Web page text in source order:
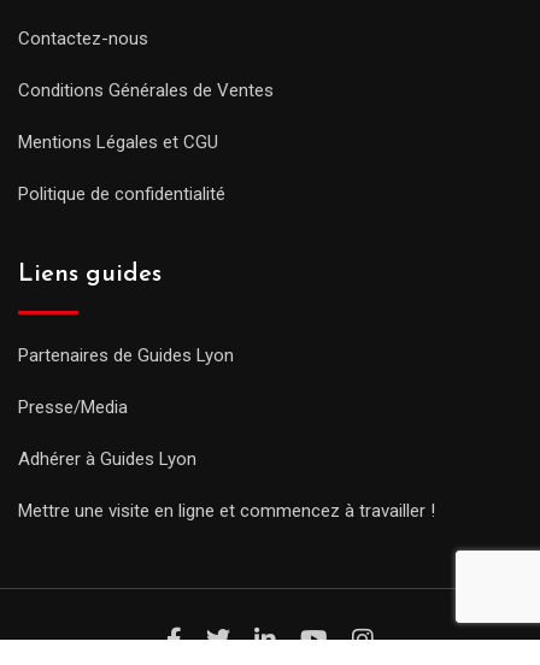
Contactez-nous
Conditions Générales de Ventes
Mentions Légales et CGU
Politique de confidentialité
Liens guides
Partenaires de Guides Lyon
Presse/Media
Adhérer à Guides Lyon
Mettre une visite en ligne et commencez à travailler !